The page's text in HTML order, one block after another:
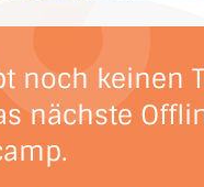
noch keinen
nächste